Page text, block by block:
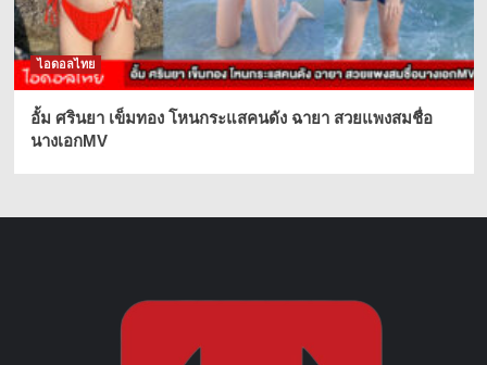
ไอดอลไทย
อั้ม ศรินยา เข็มทอง โหนกระแสคนดัง ฉายา สวยแพงสมชื่อ
นางเอกMV